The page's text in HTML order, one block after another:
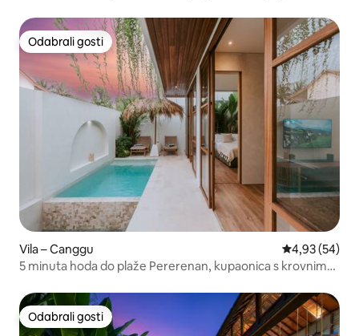
Odabrali gosti
Odabrali gosti
Vila – Canggu Prosječna
4,93 (54)
5 minuta hoda do plaže Pererenan, kupaonica s krovnim
Odabrali gosti
Odabrali gosti